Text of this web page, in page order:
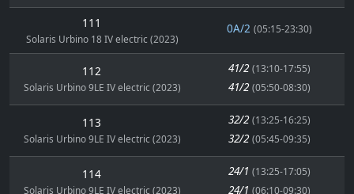
111
Solaris Urbino 18 IV electric (2023)
0A/2 (05:15-23:30)
112
Solaris Urbino 9LE IV electric (2023)
41/2 (13:10-17:55)
41/2 (05:50-08:30)
113
Solaris Urbino 9LE IV electric (2023)
32/2 (13:25-16:25)
32/2 (05:45-09:35)
114
Solaris Urbino 9LE IV electric (2023)
24/1 (13:25-17:05)
24/1 (06:10-09:30)